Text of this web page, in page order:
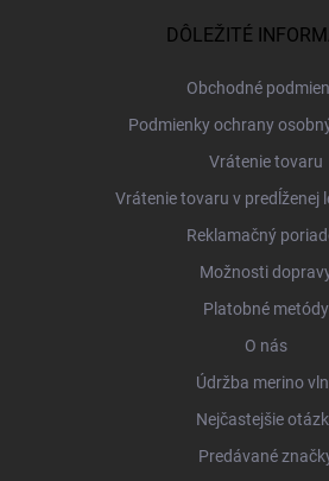
DÔLEŽITÉ
Obchodné
Podmienky ochrany
Vrátenie tovaru
Vrátenie tovaru v predĺženej
Reklamačný
Možnosti
Platobné metódy
O nás
Údržba merino
Nejčastejšie
Predávané